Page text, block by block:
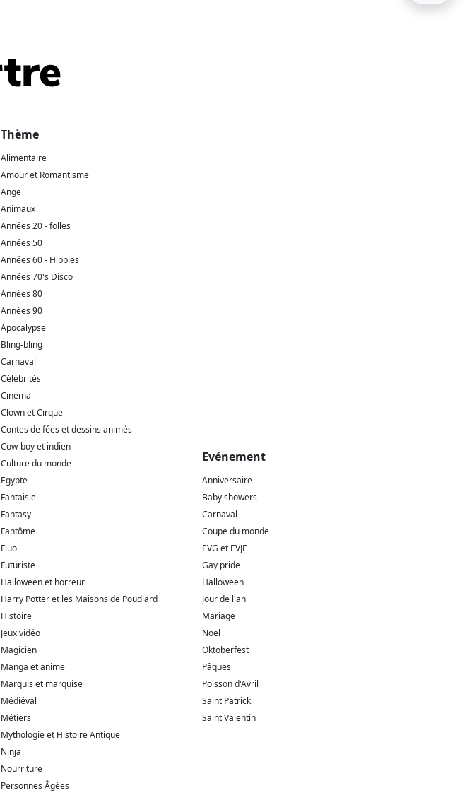
Thème
Alimentaire
Amour et Romantisme
Ange
Animaux
Années 20 - folles
Années 50
Années 60 - Hippies
Années 70's Disco
Années 80
Années 90
Apocalypse
Bling-bling
Carnaval
Célébrités
Cinéma
Clown et Cirque
Contes de fées et dessins animés
Cow-boy et indien
Culture du monde
Egypte
Fantaisie
Fantasy
Fantôme
Fluo
Futuriste
Halloween et horreur
Harry Potter et les Maisons de Poudlard
Histoire
Jeux vidéo
Magicien
Manga et anime
Marquis et marquise
Médiéval
Métiers
Mythologie et Histoire Antique
Ninja
Nourriture
Personnes Âgées
Evénement
Anniversaire
Baby showers
Carnaval
Coupe du monde
EVG et EVJF
Gay pride
Halloween
Jour de l'an
Mariage
Noël
Oktoberfest
Pâques
Poisson d'Avril
Saint Patrick
Saint Valentin